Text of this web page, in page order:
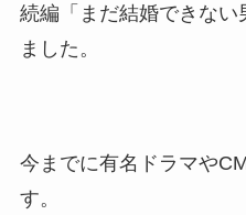
続編「まだ結婚できな
ました。
今までに有名ドラマや
す。